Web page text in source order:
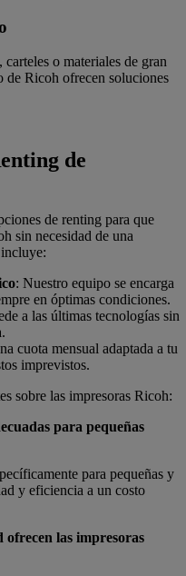
o materiales de gran
de Ricoh ofrecen soluciones
de
de renting para que
sin necesidad de una
: Nuestro equipo se encarga
en óptimas condiciones.
a las últimas tecnologías sin
cuota mensual adaptada a tu
imprevistos.
sobre las impresoras Ricoh:
para pequeñas
para pequeñas y
y eficiencia a un costo
ofrecen las impresoras